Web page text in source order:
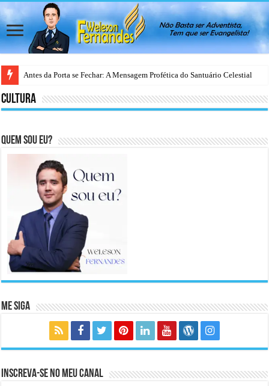
Antes da Porta se Fechar: A Mensagem Profética do Santuário Celestial
Cultura
Quem sou eu?
Me Siga
Inscreva-se no meu canal